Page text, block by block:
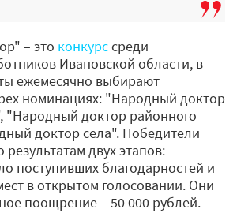
– это конкурссреди
Ивановской области, в
ежемесячно выбирают
номинациях: "Народный доктор
"Народный доктор районного
доктор села". Победители
двух этапов:
поступивших благодарностей и
в открытом голосовании. Они
поощрение – 50 000 рублей.